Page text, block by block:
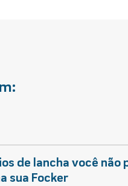
de lancha você não
sua Focker